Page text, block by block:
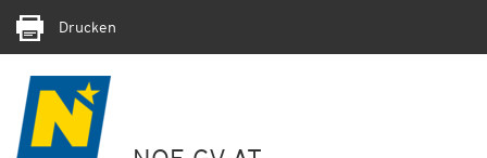
Drucken